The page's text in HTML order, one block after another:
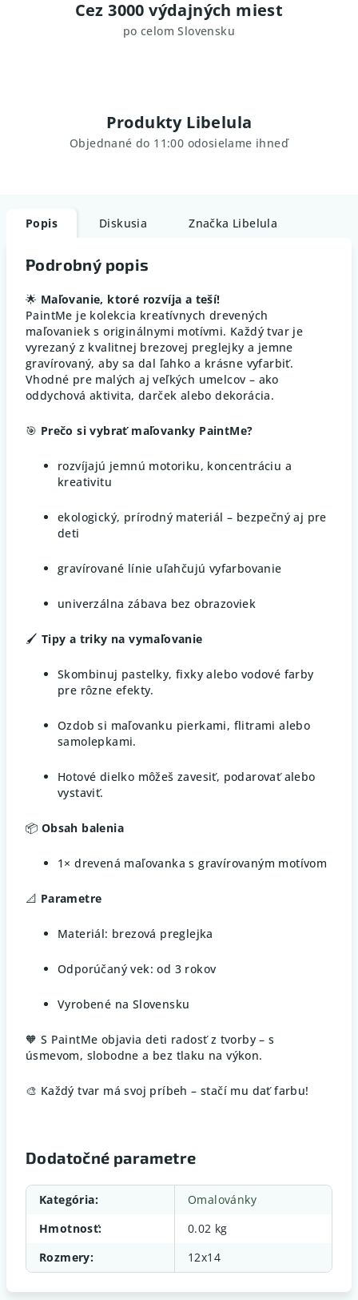
Cez 3000 výdajných miest
po celom Slovensku
Produkty Libelula
Objednané do 11:00 odosielame ihneď
Popis Diskusia Značka Libelula
Podrobný popis
🌟 Maľovanie, ktoré rozvíja a teší!
PaintMe je kolekcia kreatívnych drevených
maľovaniek s originálnymi motívmi. Každý tvar je
vyrezaný z kvalitnej brezovej preglejky a jemne
gravírovaný, aby sa dal ľahko a krásne vyfarbiť.
Vhodné pre malých aj veľkých umelcov – ako
oddychová aktivita, darček alebo dekorácia.
🎯 Prečo si vybrať maľovanky PaintMe?
rozvíjajú jemnú motoriku, koncentráciu a
kreativitu
ekologický, prírodný materiál – bezpečný aj pre
deti
gravírované línie uľahčujú vyfarbovanie
univerzálna zábava bez obrazoviek
🖌️ Tipy a triky na vymaľovanie
Skombinuj pastelky, fixky alebo vodové farby
pre rôzne efekty.
Ozdob si maľovanku pierkami, flitrami alebo
samolepkami.
Hotové dielko môžeš zavesiť, podarovať alebo
vystaviť.
📦 Obsah balenia
1× drevená maľovanka s gravírovaným motívom
📐 Parametre
Materiál: brezová preglejka
Odporúčaný vek: od 3 rokov
Vyrobené na Slovensku
🧡 S PaintMe objavia deti radosť z tvorby – s
úsmevom, slobodne a bez tlaku na výkon.
🎨 Každý tvar má svoj príbeh – stačí mu dať farbu!
Dodatočné parametre
Kategória:
Omalovánky
Hmotnosť:
0.02 kg
Rozmery: 12x14